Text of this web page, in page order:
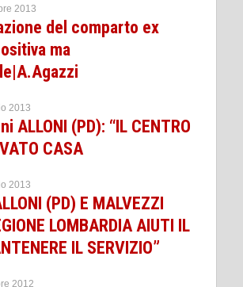
2013
del comparto ex
ma
2013
ALLONI (PD): “IL CENTRO
CASA
2013
(PD) E MALVEZZI
LOMBARDIA AIUTI IL
IL SERVIZIO”
2012